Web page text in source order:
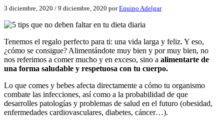
3 diciembre, 2020 / 9 diciembre, 2020 porEquipo Adelgar
Tenemos el regalo perfecto para ti: una vida larga y feliz. Y eso,
¿cómo se consigue? Alimentándote muy bien y por muy bien, no
nos referimos a comer mucho y en exceso, sino a alimentarte de
una forma saludable y respetuosa con tu cuerpo.
Lo que comes y bebes afecta directamente a cómo tu organismo
combate las infecciones, así como a la probabilidad de que
desarrolles patologías y problemas de salud en el futuro (obesidad,
enfermedades cardiovasculares, diabetes, cáncer…).